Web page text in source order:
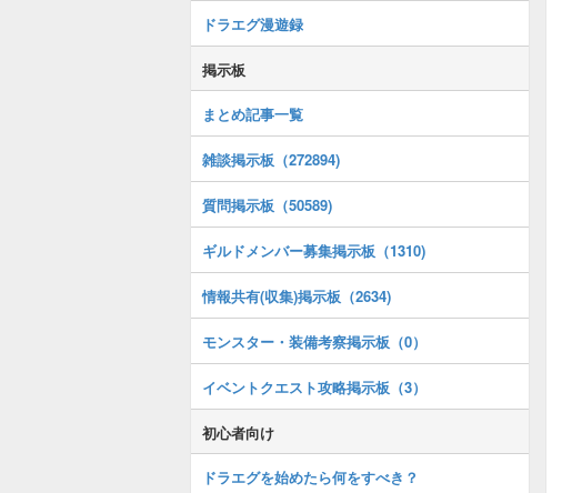
ドラエグ漫遊録
掲示板
まとめ記事一覧
雑談掲示板（272894)
質問掲示板（50589)
ギルドメンバー募集掲示板（1310)
情報共有(収集)掲示板（2634)
モンスター・装備考察掲示板（0）
イベントクエスト攻略掲示板（3）
初心者向け
ドラエグを始めたら何をすべき？